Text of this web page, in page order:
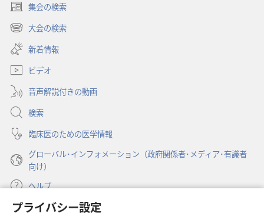
プライバシー設定
集会の検索
（新
し
タ
で
開
く）
大会の検索
（新
し
い
タ
ブ
で
開
く）
新着情報
ビデオ
音声解説付きの動画
検索
臨床医のための医学情報
グローバル･インフォメーション（政府関係者･メディア･有識者
向け）
ヘルプ
寄付